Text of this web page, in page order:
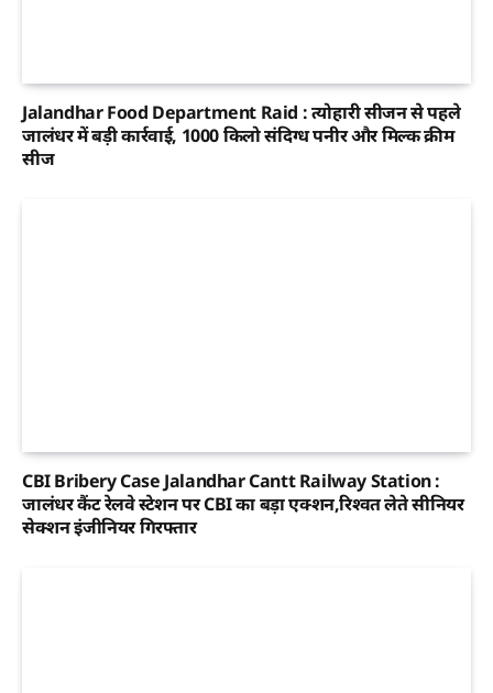
Jalandhar Food Department Raid : त्योहारी सीजन से पहले
जालंधर में बड़ी कार्रवाई, 1000 किलो संदिग्ध पनीर और मिल्क क्रीम
सीज
CBI Bribery Case Jalandhar Cantt Railway Station :
जालंधर कैंट रेलवे स्टेशन पर CBI का बड़ा एक्शन,रिश्वत लेते सीनियर
सेक्शन इंजीनियर गिरफ्तार